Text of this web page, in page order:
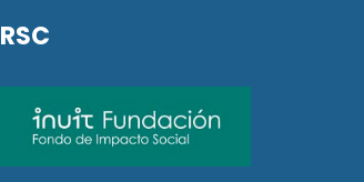
RSC